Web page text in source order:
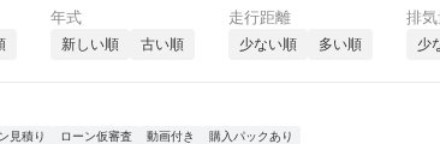
年式
新しい順 古い順
走行距離
少ない順 多い順
排
少
見積り ローン仮審査 動画付き 購入パックあり